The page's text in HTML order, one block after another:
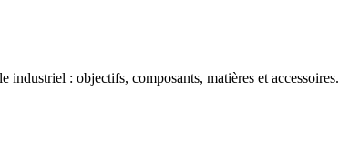
: objectifs, composants, matières et accessoires.